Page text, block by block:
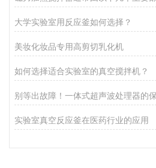
大学实验室用反应釜如何选择？
美妆化妆品专用高剪切乳化机
如何选择适合实验室的真空搅拌机？
实验室真空反应釜在医药行业的应用